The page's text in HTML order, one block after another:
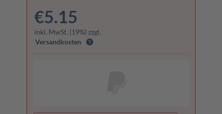
€5.15
inkl. MwSt. (19%) zzgl.
Versandkosten